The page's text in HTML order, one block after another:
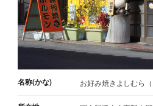
名称(かな) お好み焼きよしむら